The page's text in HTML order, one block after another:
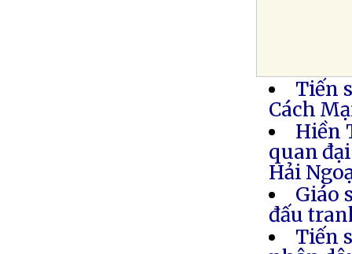
Tiến
Cách
Hiền
quan
Hải
Giáo
đấu
Tiến